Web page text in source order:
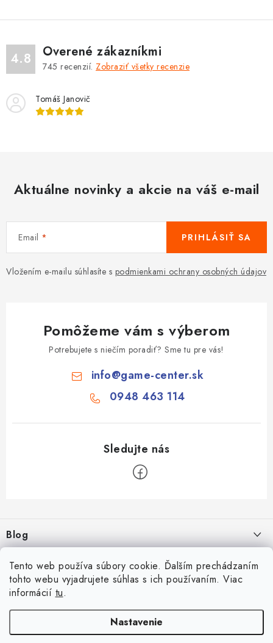
Tento web používa súbory cookie. Ďalším prechádzaním
tohto webu vyjadrujete súhlas s ich používaním. Viac
informácií tu.
Nastavenie
4.8 Overené zákazníkmi
745 recenzií. Zobraziť všetky recenzie
Tomáš Janovič
Aktuálne novinky a akcie na váš e-mail
Email
Vložením e-mailu súhlasíte s podmienkami ochrany osobných údajov
PRIHLÁSIŤ SA
Pomôžeme vám s výberom
Potrebujete s niečím poradiť? Sme tu pre vás!
info@game-center.sk
0948 463 114
pBlog
Aké druhy biliardu existujú? Kompletný prehľad biliardových hier
16.4.2026
Rozmery biliardového stola
26.6.2025
Facebook
Zákaznícky účet